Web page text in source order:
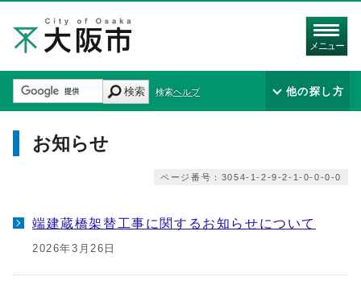
メニュー
検索 検索ヘルプ 他の探し方
お知らせ
ページ番号：3054-1-2-9-2-1-0-0-0-0
端建蔵橋架替工事に関するお知らせについて
2026年3月26日